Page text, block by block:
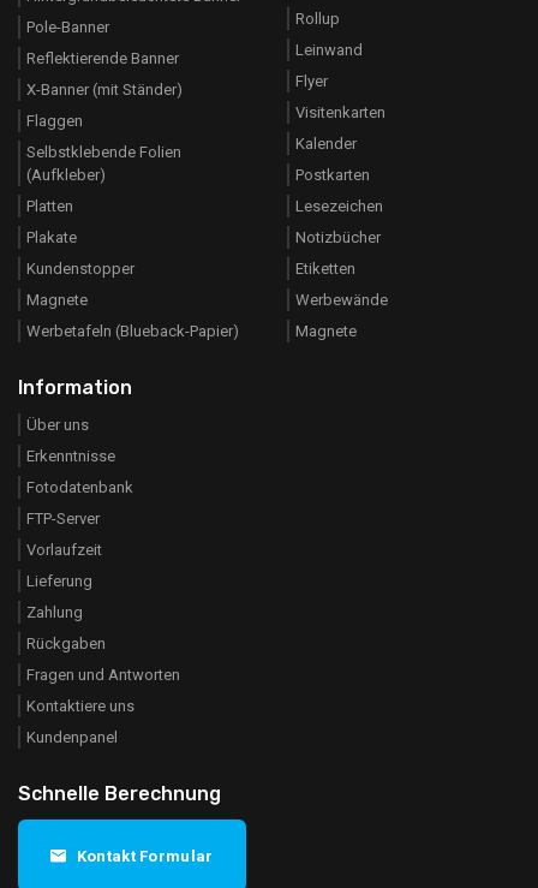
Pole-Banner
Reflektierende Banner
X-Banner (mit Ständer)
Flaggen
Selbstklebende Folien
(Aufkleber)
Platten
Plakate
Kundenstopper
Magnete
Werbetafeln (Blueback-Papier)
Rollup
Leinwand
Flyer
Visitenkarten
Kalender
Postkarten
Lesezeichen
Notizbücher
Etiketten
Werbewände
Magnete
Information
Über uns
Erkenntnisse
Fotodatenbank
FTP-Server
Vorlaufzeit
Lieferung
Zahlung
Rückgaben
Fragen und Antworten
Kontaktiere uns
Kundenpanel
Schnelle Berechnung
Kontakt Formular